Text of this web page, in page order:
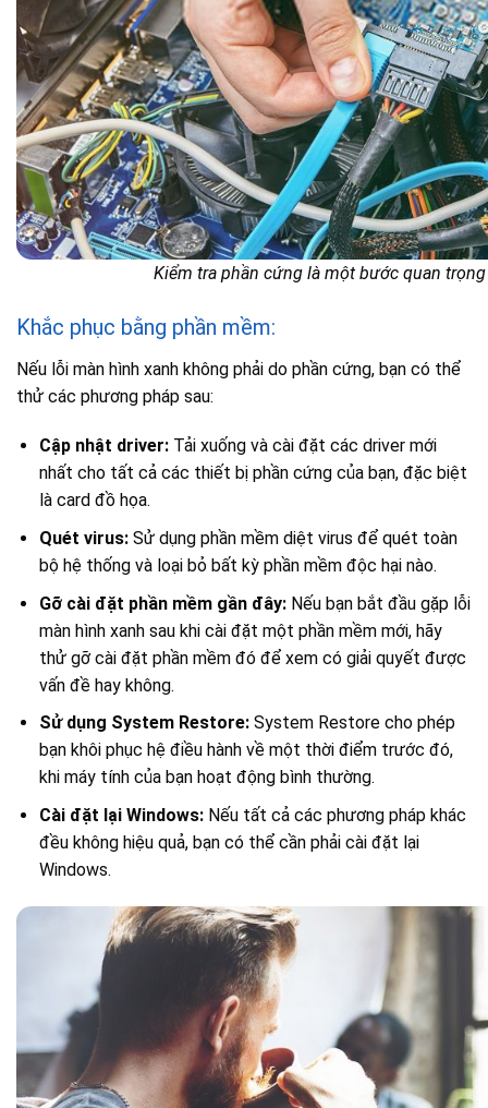
Kiểm tra phần cứng là một bước quan
Khắc phục bằng phần mềm:
Nếu lỗi màn hình xanh không phải do phần cứng, bạn có thể
thử các phương pháp sau:
Cập nhật driver:Tải xuống và cài đặt các driver mới
nhất cho tất cả các thiết bị phần cứng của bạn, đặc biệt
là card đồ họa.
Quét virus:Sử dụng phần mềm diệt virus để quét toàn
bộ hệ thống và loại bỏ bất kỳ phần mềm độc hại nào.
Gỡ cài đặt phần mềm gần đây:Nếu bạn bắt đầu gặp lỗi
màn hình xanh sau khi cài đặt một phần mềm mới, hãy
thử gỡ cài đặt phần mềm đó để xem có giải quyết được
vấn đề hay không.
Sử dụng System Restore:System Restore cho phép
bạn khôi phục hệ điều hành về một thời điểm trước đó,
khi máy tính của bạn hoạt động bình thường.
Cài đặt lại Windows:Nếu tất cả các phương pháp khác
đều không hiệu quả, bạn có thể cần phải cài đặt lại
Windows.